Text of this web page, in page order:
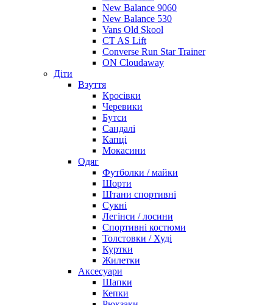
New Balance 9060
New Balance 530
Vans Old Skool
CT AS Lift
Converse Run Star Trainer
ON Cloudaway
Діти
Взуття
Кросівки
Черевики
Бутси
Сандалі
Капці
Мокасини
Одяг
Футболки / майки
Шорти
Штани спортивні
Сукні
Легінси / лосини
Спортивні костюми
Толстовки / Худі
Куртки
Жилетки
Аксесуари
Шапки
Кепки